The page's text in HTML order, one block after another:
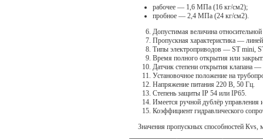
рабочее — 1,6 МПа (16 кг/см2);
пробное — 2,4 МПа (24 кг/см2).
Допустимая величина
Пропускная характеристика —
Типы электроприводов — ST mini,
Время полного открытия или
Датчик степени открытия
Установочное положение на
Напряжение питания 220 В, 50 Гц.
Степень защиты IР 54 или IP65.
Имеется ручной дублёр управления
Коэффициент гидравлического
Значения пропускных способностей Кvs,